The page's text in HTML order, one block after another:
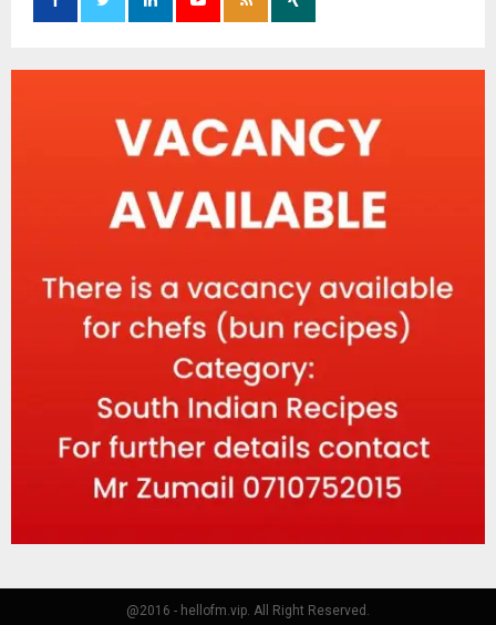
@2016 - hellofm.vip. All Right Reserved.